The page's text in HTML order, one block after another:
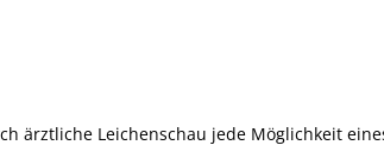
ärztliche Leichenschau jede Möglichkeit